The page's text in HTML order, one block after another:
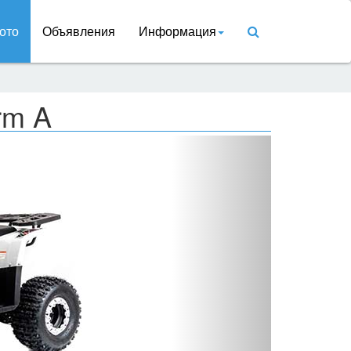
Объявления Информация
A